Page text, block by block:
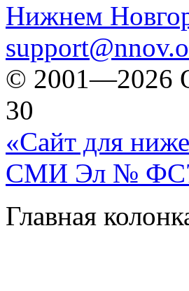
Нижнем
© 2001—2026
30
«Сайт для
СМИ Эл №
Главная